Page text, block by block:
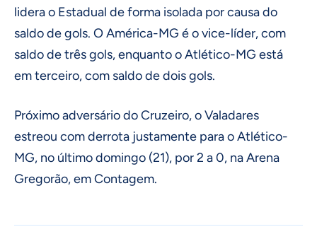
lidera o Estadual de forma isolada por causa do
saldo de gols. O América-MG é o vice-líder, com
saldo de três gols, enquanto o Atlético-MG está
em terceiro, com saldo de dois gols.
Próximo adversário do Cruzeiro, o Valadares
estreou com derrota justamente para o Atlético-
MG, no último domingo (21), por 2 a 0, na Arena
Gregorão, em Contagem.